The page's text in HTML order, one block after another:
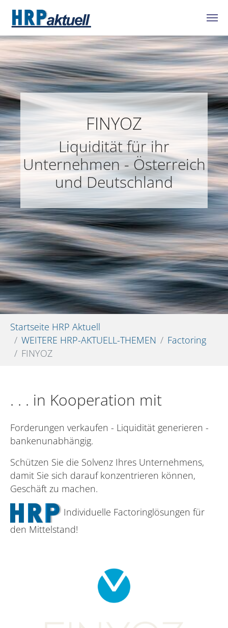
Zum Hauptinhalt springen
FINYOZ
Liquidität für ihr
Unternehmen - Österreich
und Deutschland
Sie sind hier:
Startseite HRP Aktuell
WEITERE HRP-AKTUELL-THEMEN
Factoring
FINYOZ
. . . in Kooperation mit
Forderungen verkaufen - Liquidität generieren -
bankenunabhängig.
Schützen Sie die Solvenz Ihres Unternehmens,
damit Sie sich darauf konzentrieren können,
Geschäft zu machen.
Individuelle Factoringlösungen für
den Mittelstand!